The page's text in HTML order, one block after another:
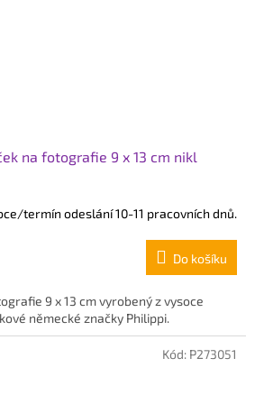
na fotografie 9 x 13 cm nikl
termín odeslání 10-11 pracovních dnů.
Do košíku
9 x 13 cm vyrobený z vysoce
německé značky Philippi.
Kód: P273051